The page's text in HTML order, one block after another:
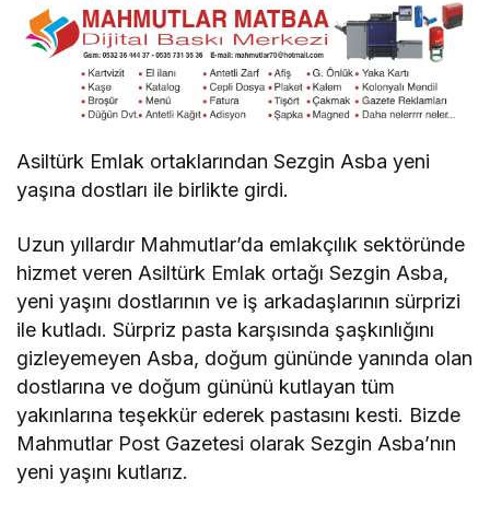
Asiltürk Emlak ortaklarından Sezgin Asba yeni
yaşına dostları ile birlikte girdi.
Uzun yıllardır Mahmutlar’da emlakçılık sektöründe
hizmet veren Asiltürk Emlak ortağı Sezgin Asba,
yeni yaşını dostlarının ve iş arkadaşlarının sürprizi
ile kutladı. Sürpriz pasta karşısında şaşkınlığını
gizleyemeyen Asba, doğum gününde yanında olan
dostlarına ve doğum gününü kutlayan tüm
yakınlarına teşekkür ederek pastasını kesti. Bizde
Mahmutlar Post Gazetesi olarak Sezgin Asba’nın
yeni yaşını kutlarız.